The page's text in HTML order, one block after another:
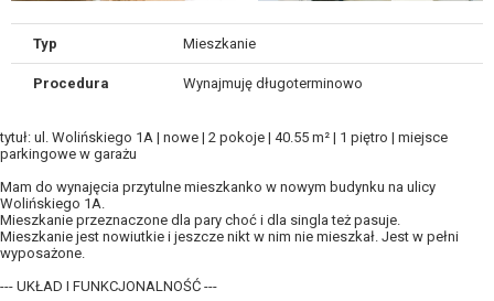
Typ Mieszkanie
Procedura Wynajmuję długoterminowo
tytuł: ul. Wolińskiego 1A | nowe | 2 pokoje | 40.55 m² | 1 piętro | miejsce
parkingowe w garażu
Mam do wynajęcia przytulne mieszkanko w nowym budynku na ulicy
Wolińskiego 1A.
Mieszkanie przeznaczone dla pary choć i dla singla też pasuje.
Mieszkanie jest nowiutkie i jeszcze nikt w nim nie mieszkał. Jest w pełni
wyposażone.
--- UKŁAD I FUNKCJONALNOŚĆ ---